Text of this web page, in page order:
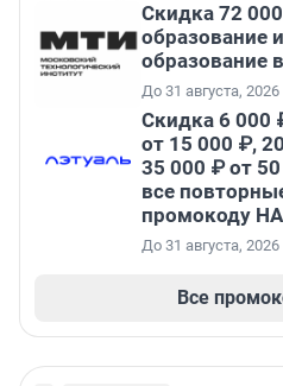
Скидка 72
образование
образование
До 31 августа, 2026
Скидка 6 000
от 15 000 ₽,
35 000 ₽ от
все
промокоду
До 31 августа, 2026
Все